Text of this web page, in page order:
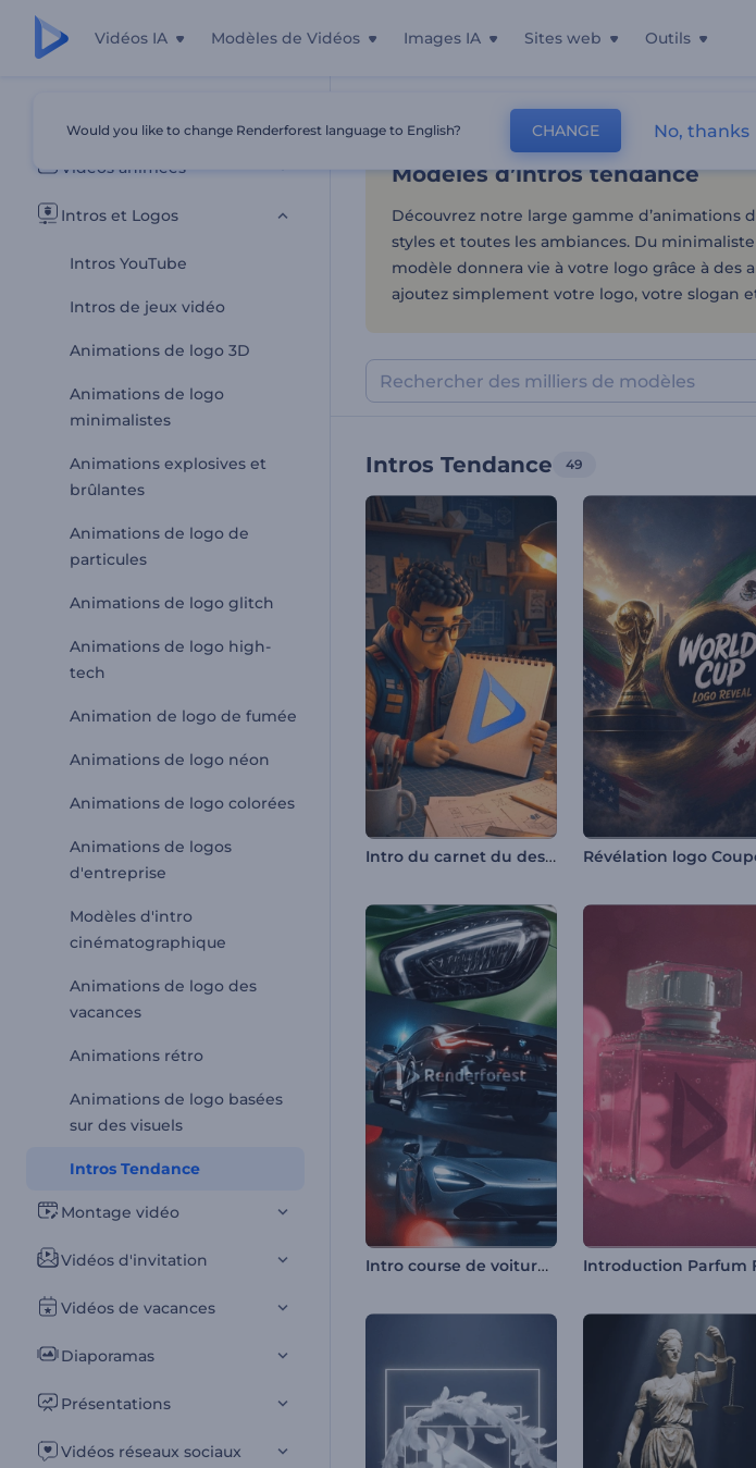
Vidéos IA Modèles de Vidéos Images IA Sites web Outils
Tous les modèles
Vidéos animées
Intros et Logos
Intros YouTube
Intros de jeux vidéo
Animations de logo 3D
Animations de logo
minimalistes
Animations explosives et
brûlantes
Animations de logo de
particules
Animations de logo glitch
Animations de logo high-
tech
Animation de logo de fumée
Animations de logo néon
Animations de logo colorées
Animations de logos
d'entreprise
Modèles d'intro
cinématographique
Animations de logo des
vacances
Animations rétro
Animations de logo basées
sur des visuels
Intros Tendance
Montage vidéo
Vidéos d'invitation
Vidéos de vacances
Diaporamas
Présentations
Vidéos réseaux sociaux
Modèles d’intros
Accueil Modèles Intros Et Logos Intros Tendance
Modèles d’intros tendance
Découvrez notre large gamme d’animations
styles et toutes les ambiances. Du
modèle donnera vie à votre logo grâce à des
ajoutez simplement votre logo, votre slogan
Intros Tendance 49
Intro du carnet du designer
Intro course de voitures de sport
Would you like to change Renderforest language to English? CHANGE No, thanks